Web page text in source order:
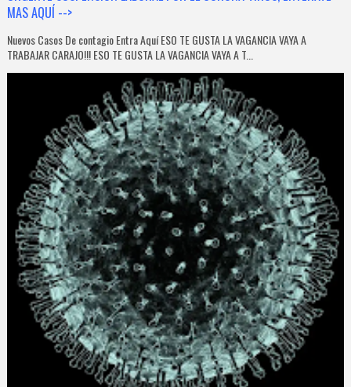
MAS AQUÍ -->
Nuevos Casos De contagio Entra Aquí ESO TE GUSTA LA VAGANCIA VAYA A
TRABAJAR CARAJO!!! ESO TE GUSTA LA VAGANCIA VAYA A T...